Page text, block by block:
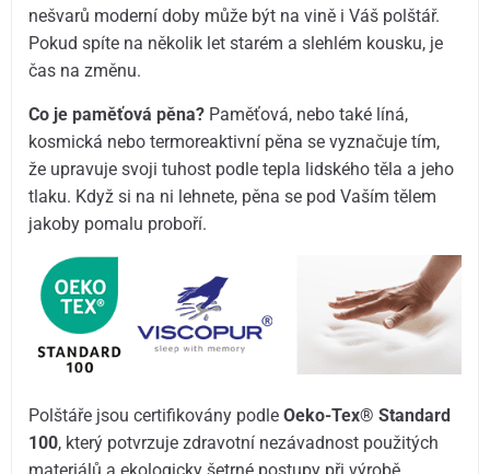
nešvarů moderní doby může být na vině i Váš polštář.
Pokud spíte na několik let starém a slehlém kousku, je
čas na změnu.
Co je paměťová pěna? Paměťová, nebo také líná,
kosmická nebo termoreaktivní pěna se vyznačuje tím,
že upravuje svoji tuhost podle tepla lidského těla a jeho
tlaku. Když si na ni lehnete, pěna se pod Vaším tělem
jakoby pomalu proboří.
Polštáře jsou certifikovány podleOeko-Tex® Standard
100, který potvrzuje zdravotní nezávadnost použitých